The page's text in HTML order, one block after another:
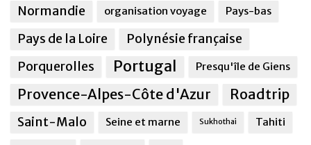
Normandie organisation voyage Pays-bas
Pays de la Loire
Polynésie française
Porquerolles
Portugal Presqu'île de Giens
Provence-Alpes-Côte d'Azur Roadtrip
Saint-Malo Seine et marne Sukhothai Tahiti